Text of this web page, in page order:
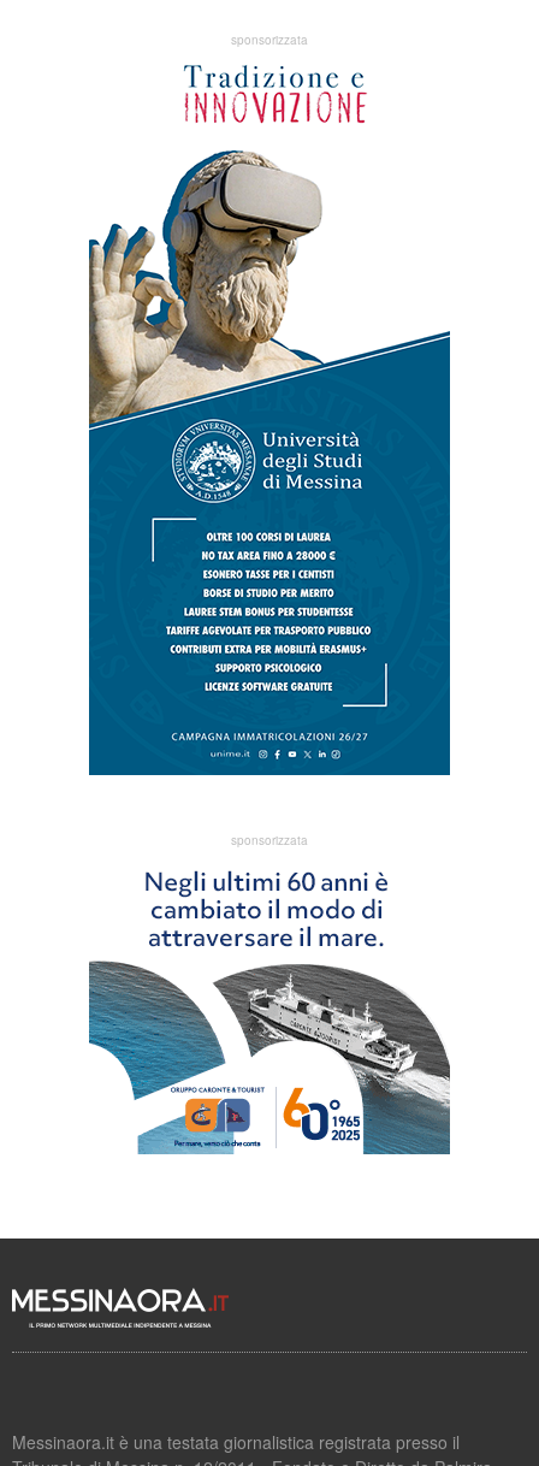
sponsorizzata
sponsorizzata
Messinaora.it è una testata giornalistica registrata presso il